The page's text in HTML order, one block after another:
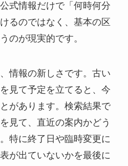
式情報だけで「何時何分
るのではなく、基本の区
のが現実的です。
情報の新しさです。古い
見て予定を立てると、今
があります。検索結果で
見て、直近の案内かどう
特に終了日や臨時変更に
が出ていないかを最後に